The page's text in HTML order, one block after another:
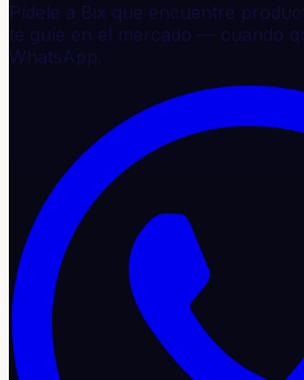
Pídele a Bix que encuentre
te guíe en el mercado — cuando
WhatsApp.